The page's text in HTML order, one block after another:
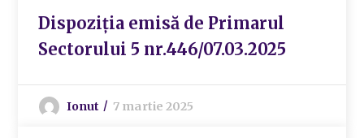
Dispoziția emisă de Primarul
Sectorului 5 nr.446/07.03.2025
Ionut 7 martie 2025